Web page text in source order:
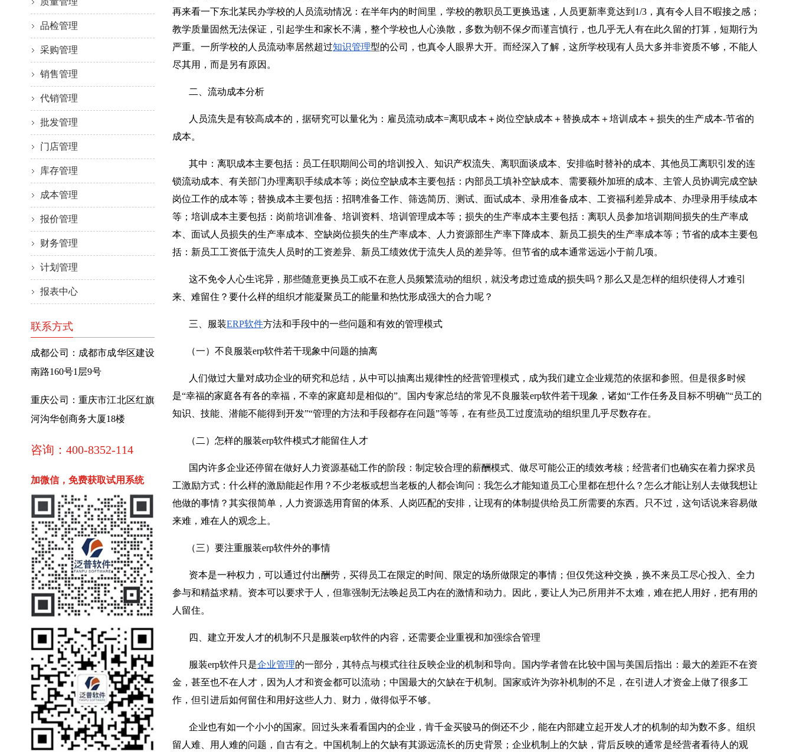
再来看一下东北某民办学校的人员流动情况：在半年内的时间里，学校的教职员工更换迅速，人员更新率竟达到1/3，真有令人目不暇接之感；
教学质量固然无法保证，引起学生和家长不满，整个学校也人心涣散，多数为朝不保夕而谨言慎行，也几乎无人有在此久留的打算，短期行为
严重。一所学校的人员流动率居然超过知识管理型的公司，也真令人眼界大开。而经深入了解，这所学校现有人员大多并非资质不够，不能人
尽其用，而是另有原因。
二、流动成本分析
人员流失是有较高成本的，据研究可以量化为：雇员流动成本=离职成本＋岗位空缺成本＋替换成本＋培训成本＋损失的生产成本-节省的
成本。
其中：离职成本主要包括：员工任职期间公司的培训投入、知识产权流失、离职面谈成本、安排临时替补的成本、其他员工离职引发的连
锁流动成本、有关部门办理离职手续成本等；岗位空缺成本主要包括：内部员工填补空缺成本、需要额外加班的成本、主管人员协调完成空缺
岗位工作的成本等；替换成本主要包括：招聘准备工作、筛选简历、测试、面试成本、录用准备成本、工资福利差异成本、办理录用手续成本
等；培训成本主要包括：岗前培训准备、培训资料、培训管理成本等；损失的生产率成本主要包括：离职人员参加培训期间损失的生产率成
本、面试人员损失的生产率成本、空缺岗位损失的生产率成本、人力资源部生产率下降成本、新员工损失的生产率成本等；节省的成本主要包
括：新员工工资低于流失人员时的工资差异、新员工绩效优于流失人员的差异等。但节省的成本通常远远小于前几项。
这不免令人心生诧异，那些随意更换员工或不在意人员频繁流动的组织，就没考虑过造成的损失吗？那么又是怎样的组织使得人才难引
来、难留住？要什么样的组织才能凝聚员工的能量和热忱形成强大的合力呢？
三、服装ERP软件方法和手段中的一些问题和有效的管理模式
（一）不良服装erp软件若干现象中问题的抽离
人们做过大量对成功企业的研究和总结，从中可以抽离出规律性的经营管理模式，成为我们建立企业规范的依据和参照。但是很多时候
是“幸福的家庭各有各的幸福，不幸的家庭却是相似的”。国内专家总结的常见不良服装erp软件若干现象，诸如“工作任务及目标不明确”“员工的
知识、技能、潜能不能得到开发”“管理的方法和手段都存在问题”等等，在有些员工过度流动的组织里几乎尽数存在。
（二）怎样的服装erp软件模式才能留住人才
国内许多企业还停留在做好人力资源基础工作的阶段：制定较合理的薪酬模式、做尽可能公正的绩效考核；经营者们也确实在着力探求员
工激励方式：什么样的激励能起作用？不少老板或想当老板的人都会询问：我怎么才能知道员工心里都在想什么？怎么才能让别人去做我想让
他做的事情？其实很简单，人力资源选用育留的体系、人岗匹配的安排，让现有的体制提供给员工所需要的东西。只不过，这句话说来容易做
来难，难在人的观念上。
（三）要注重服装erp软件外的事情
资本是一种权力，可以通过付出酬劳，买得员工在限定的时间、限定的场所做限定的事情；但仅凭这种交换，换不来员工尽心投入、全力
参与和精益求精。资本可以要求于人，但靠强制无法唤起员工内在的激情和动力。因此，要让人为己所用并不太难，难在把人用好，把有用的
人留住。
四、建立开发人才的机制不只是服装erp软件的内容，还需要企业重视和加强综合管理
服装erp软件只是企业管理的一部分，其特点与模式往往反映企业的机制和导向。国内学者曾在比较中国与美国后指出：最大的差距不在资
金，甚至也不在人才，因为人才和资金都可以流动；中国最大的欠缺在于机制。国家或许为弥补机制的不足，在引进人才资金上做了很多工
作，但引进后如何留住和用好这些人力、财力，做得似乎不够。
企业也有如一个小小的国家。回过头来看看国内的企业，肯千金买骏马的倒还不少，能在内部建立起开发人才的机制的却为数不多。组织
留人难、用人难的问题，自古有之。中国机制上的欠缺有其源远流长的历史背景；企业机制上的欠缺，背后反映的通常是经营者看待人的观
品检管理
采购管理
销售管理
代销管理
批发管理
门店管理
库存管理
成本管理
报价管理
财务管理
计划管理
报表中心
联系方式
成都公司：成都市成华区建设
南路160号1层9号
重庆公司：重庆市江北区红旗
河沟华创商务大厦18楼
咨询：400-8352-114
加微信，免费获取试用系统